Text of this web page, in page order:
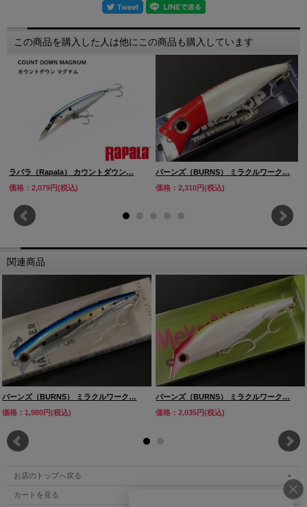
この商品を購入した人は他にこの商品も購入しています
ラパラ（Rapala） カウントダウン…
価格：2,079円(税込)
バーンズ（BURNS） ミラクルワーク…
価格：2,310円(税込)
関連商品
バーンズ（BURNS） ミラクルワーク…
価格：1,980円(税込)
バーンズ（BURNS） ミラクルワーク…
価格：2,035円(税込)
お店のトップへ戻る
カートを見る